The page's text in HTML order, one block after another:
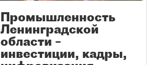
Промышленность
Ленинградской
области –
инвестиции, кадры,